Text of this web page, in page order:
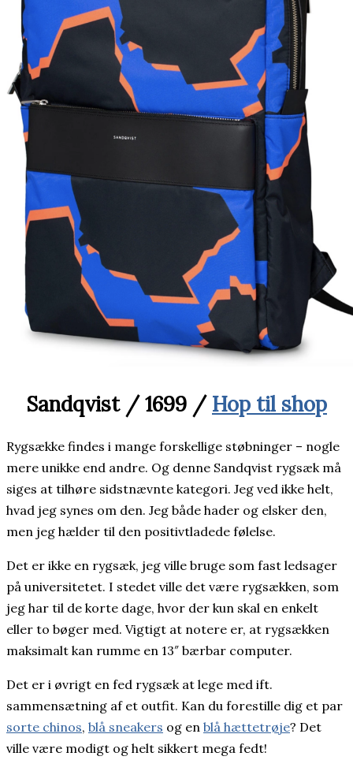
Sandqvist / 1699 / Hop til shop
Rygsække findes i mange forskellige støbninger – nogle
mere unikke end andre. Og denne Sandqvist rygsæk må
siges at tilhøre sidstnævnte kategori. Jeg ved ikke helt,
hvad jeg synes om den. Jeg både hader og elsker den,
men jeg hælder til den positivtladede følelse.
Det er ikke en rygsæk, jeg ville bruge som fast ledsager
på universitetet. I stedet ville det være rygsækken, som
jeg har til de korte dage, hvor der kun skal en enkelt
eller to bøger med. Vigtigt at notere er, at rygsækken
maksimalt kan rumme en 13″ bærbar computer.
Det er i øvrigt en fed rygsæk at lege med ift.
sammensætning af et outfit. Kan du forestille dig et par
sorte chinos, blå sneakers og en blå hættetrøje? Det
ville være modigt og helt sikkert mega fedt!